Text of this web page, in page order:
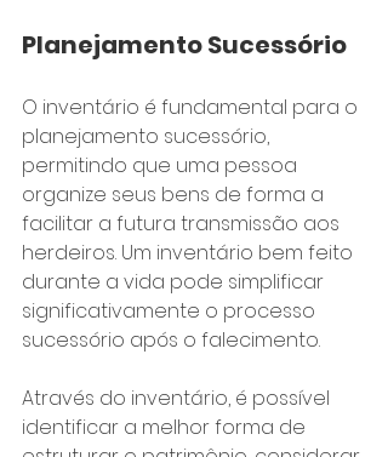
Planejamento Sucessório
O inventário é fundamental para o
planejamento sucessório,
permitindo que uma pessoa
organize seus bens de forma a
facilitar a futura transmissão aos
herdeiros. Um inventário bem feito
durante a vida pode simplificar
significativamente o processo
sucessório após o falecimento.
Através do inventário, é possível
identificar a melhor forma de